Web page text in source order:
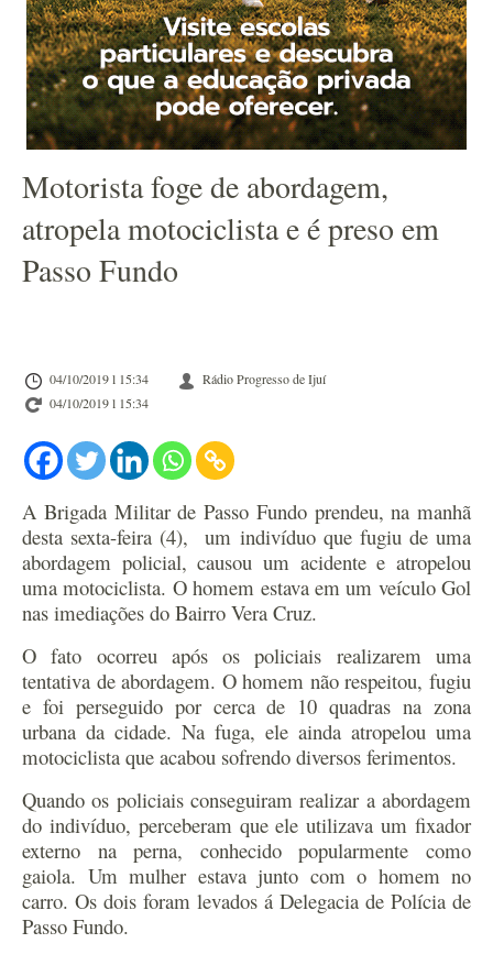
Motorista foge de abordagem,
atropela motociclista e é preso em
Passo Fundo
04/10/2019 l 15:34
Rádio Progresso de Ijuí
04/10/2019 l 15:34
A Brigada Militar de Passo Fundo prendeu, na manhã
desta sexta-feira (4), um indivíduo que fugiu de uma
abordagem policial, causou um acidente e atropelou
uma motociclista. O homem estava em um veículo Gol
nas imediações do Bairro Vera Cruz.
O fato ocorreu após os policiais realizarem uma
tentativa de abordagem. O homem não respeitou, fugiu
e foi perseguido por cerca de 10 quadras na zona
urbana da cidade. Na fuga, ele ainda atropelou uma
motociclista que acabou sofrendo diversos ferimentos.
Quando os policiais conseguiram realizar a abordagem
do indivíduo, perceberam que ele utilizava um fixador
externo na perna, conhecido popularmente como
gaiola. Um mulher estava junto com o homem no
carro. Os dois foram levados á Delegacia de Polícia de
Passo Fundo.